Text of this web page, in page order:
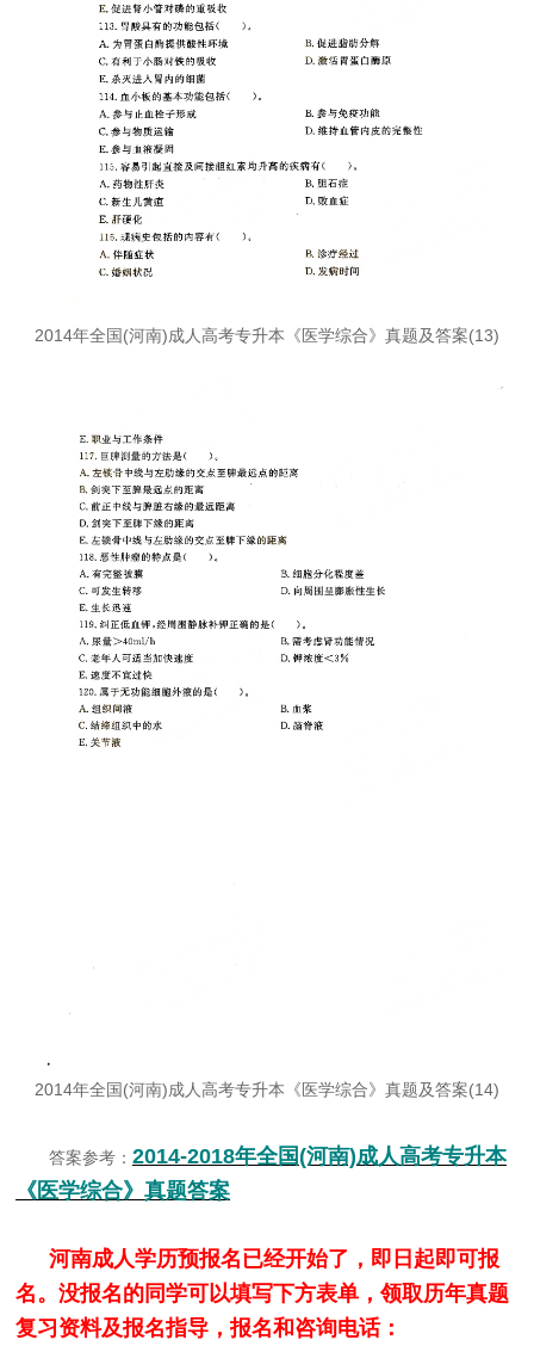
2014年全国(河南)成人高考专升本《医学综合》真题及答案(13)
2014年全国(河南)成人高考专升本《医学综合》真题及答案(14)
答案参考： 2014-2018年全国(河南)成人高考专升本
《医学综合》真题答案
河南成人学历预报名已经开始了，即日起即可报
名。没报名的同学可以填写下方表单，领取历年真题
复习资料及报名指导，报名和咨询电话：